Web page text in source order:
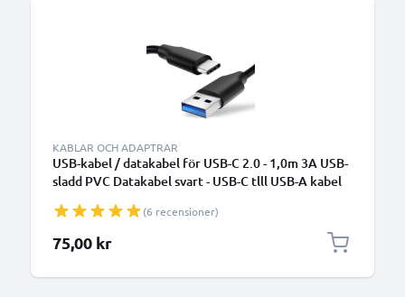
KABLAR OCH ADAPTRAR
USB-kabel / datakabel för USB-C 2.0 - 1,0m 3A USB-
sladd PVC Datakabel svart - USB-C tlll USB-A kabel
(6 recensioner)
75,00 kr